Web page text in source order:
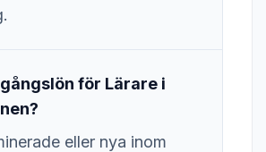
för Lärare i
eller nya inom